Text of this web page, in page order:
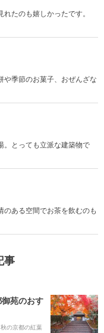
たのも嬉しかったです。
や季節のお菓子、おぜんざな
。とっても立派な建築物で
のある空間でお茶を飲むのも
事
苑のおす
の京都の紅葉